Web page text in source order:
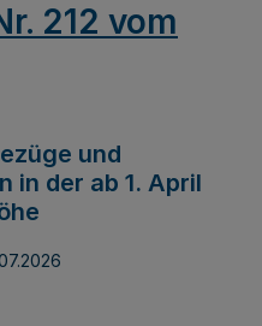
212 vom
und
in der ab 1. April